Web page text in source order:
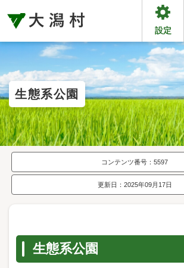
設定
生態系公園
コンテンツ番号：5597
更新日：2025年09月17日
生態系公園